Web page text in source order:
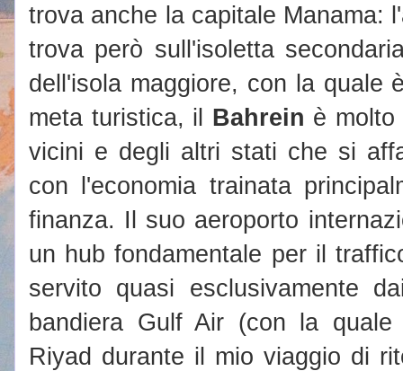
trova anche la capitale Manama:
trova però sull'isoletta
dell'isola maggiore, con la quale
meta turistica, il Bahrein è molto
vicini e degli altri stati che si
con l'economia trainata
finanza. Il suo aeroporto
un hub fondamentale per il
servito quasi esclusivamente
bandiera Gulf Air (con la
Riyad durante il mio viaggio di